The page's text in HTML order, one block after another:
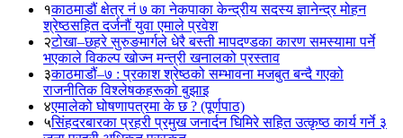
१काठमाडौं क्षेत्र नं ७ का नेकपाका केन्द्रीय सदस्य ज्ञानेन्द्र मोहन
श्रेष्ठसहित दर्जनौं युवा एमाले प्रवेश
२टोखा–छहरे सुरुङमार्गले धेरै बस्ती मापदण्डका कारण समस्यामा पर्ने
भएकाले विकल्प खोज्न मन्त्री खनालको प्रस्ताव
३काठमाडौं–७ : प्रकाश श्रेष्ठको सम्भावना मजबुत बन्दै गएको
राजनीतिक विश्लेषकहरूको बुझाइ
४एमालेको घोषणापत्रमा के छ ? (पूर्णपाठ)
५सिंहदरबारका प्रहरी प्रमुख जनार्दन घिमिरे सहित उत्कृष्ठ कार्य गर्ने ३